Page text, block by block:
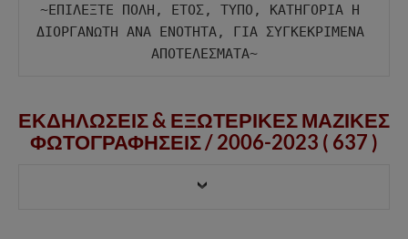
~ΕΠΙΛΕΞΤΕ ΠΟΛΗ, ΕΤΟΣ, ΤΥΠΟ, ΚΑΤΗΓΟΡΙΑ Η
ΔΙΟΡΓΑΝΩΤΗ ΑΝΑ ΕΝΟΤΗΤΑ, ΓΙΑ ΣΥΓΚΕΚΡΙΜΕΝΑ
ΑΠΟΤΕΛΕΣΜΑΤΑ~
ΕΚΔΗΛΩΣΕΙΣ & ΕΞΩΤΕΡΙΚΕΣ ΜΑΖΙΚΕΣ
ΦΩΤΟΓΡΑΦΗΣΕΙΣ /2006-2023 ( 637 )